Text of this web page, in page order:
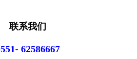
联系我们
62586667